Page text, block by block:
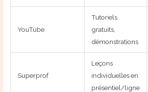
YouTube
Tutoriels
gratuits,
démonstrations
Superprof
Leçons
individuelles en
présentiel/ligne